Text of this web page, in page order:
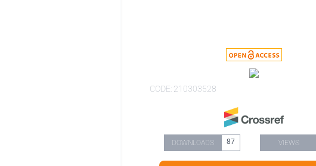
CODE: 210303528
DOWNLOADS 87 VIEWS